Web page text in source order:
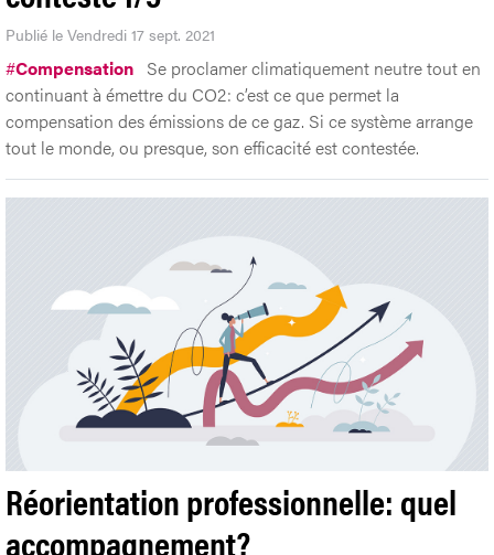
Publié le Vendredi 17 sept. 2021
#Compensation Se proclamer climatiquement neutre tout en
continuant à émettre du CO2: c’est ce que permet la
compensation des émissions de ce gaz. Si ce système arrange
tout le monde, ou presque, son efficacité est contestée.
Réorientation professionnelle: quel
accompagnement?